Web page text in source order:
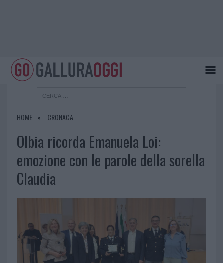
HOME CRONACA
Olbia ricorda Emanuela Loi:
emozione con le parole della sorella
Claudia